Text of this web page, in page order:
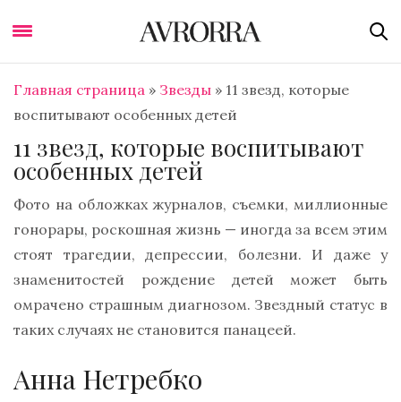
Главная страница » Звезды » 11 звезд, которые
воспитывают особенных детей
11 звезд, которые воспитывают
особенных детей
Фото на обложках журналов, съемки, миллионные
гонорары, роскошная жизнь — иногда за всем этим
стоят трагедии, депрессии, болезни. И даже у
знаменитостей рождение детей может быть
омрачено страшным диагнозом. Звездный статус в
таких случаях не становится панацеей.
Анна Нетребко